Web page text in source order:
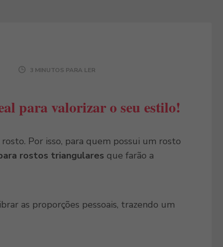
3 MINUTOS PARA LER
para valorizar o seu estilo!
Por isso, para quem possui um rosto
rostos triangulares que farão a
as proporções pessoais, trazendo um